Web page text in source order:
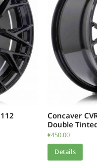
Concaver
Double
€450.00
Details